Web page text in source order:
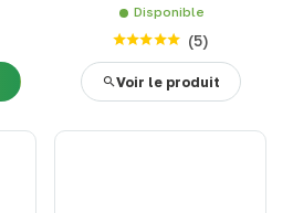
Disponible
(5)
Voir le produit